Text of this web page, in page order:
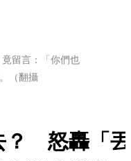
留言：「你們也
（翻攝
　怒轟「丟